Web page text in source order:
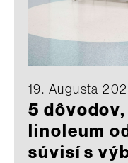
19. Augusta
5
linoleum
súvisí s